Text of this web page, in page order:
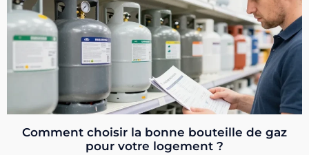
Comment choisir la bonne bouteille de gaz
pour votre logement ?